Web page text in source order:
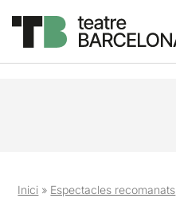
Inici » Espectacles recomanats